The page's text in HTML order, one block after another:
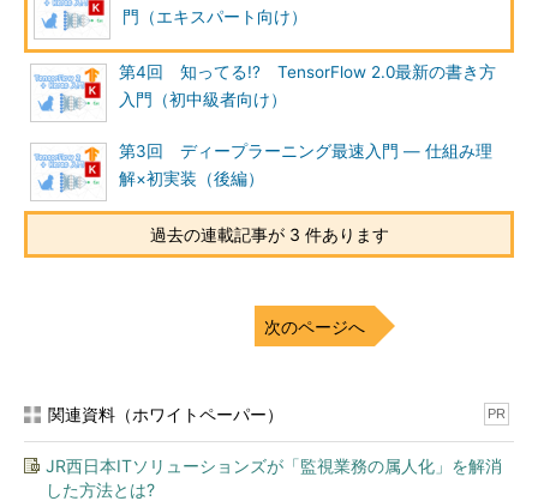
門（エキスパート向け）
第4回 知ってる!? TensorFlow 2.0最新の書き方
入門（初中級者向け）
第3回 ディープラーニング最速入門 ― 仕組み理
解×初実装（後編）
過去の連載記事が 3 件あります
次のページへ
関連資料（ホワイトペーパー） PR
JR西日本ITソリューションズが「監視業務の属人化」を解消
した方法とは?